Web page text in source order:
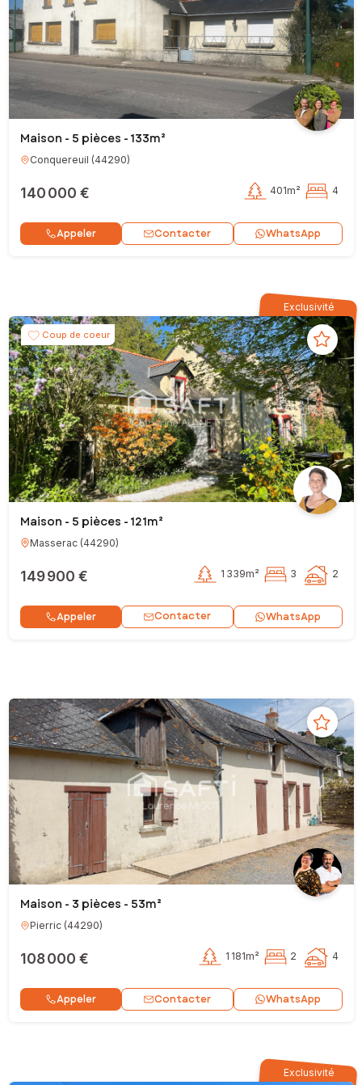
Maison - 5 pièces - 133m²
Conquereuil (44290)
140 000 € 401m² 4
Appeler Contacter WhatsApp
Exclusivité
Coup de coeur
Maison - 5 pièces - 121m²
Masserac(44290)
149 900 € 1 339m² 3 2
Appeler Contacter WhatsApp
Maison - 3 pièces - 53m²
Pierric(44290)
108 000 € 1 181m² 2 4
Appeler Contacter WhatsApp
Exclusivité